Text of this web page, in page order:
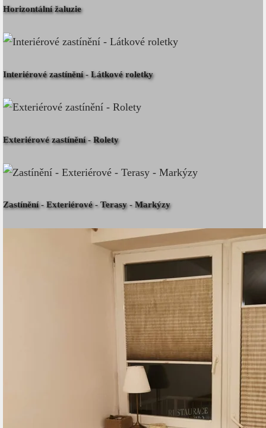
Horizontální žaluzie
Interiérové zastínění - Látkové roletky
Exteriérové zastínění - Rolety
Zastínění - Exteriérové - Terasy - Markýzy